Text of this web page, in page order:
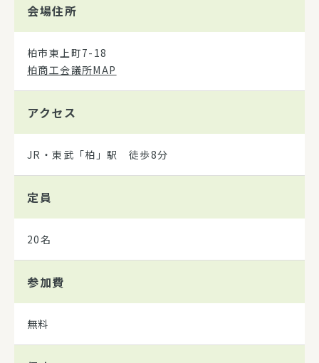
会場住所
柏市東上町7-18
柏商工会議所MAP
アクセス
JR・東武「柏」駅 徒歩8分
定員
20名
参加費
無料